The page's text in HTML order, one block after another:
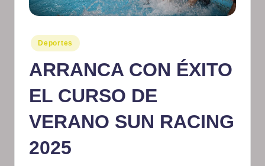
r
m
at
iv
Publicado
en
Deportes
ARRANCA CON ÉXITO
EL CURSO DE
VERANO SUN RACING
2025